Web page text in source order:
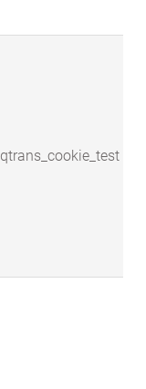
qtrans_cookie_test